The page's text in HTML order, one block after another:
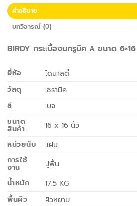
คำอธิบาย
บทวิจารณ์ (0)
BIRDY กระเบื้องนกรูบิค A ขนาด
ยี่ห้อ
ไดนาสตี้
วัสดุ
เซรามิค
สี
เบจ
ขนาด
สินค้า
16 x 16 นิ้ว
หน่วยนับ
แผ่น
การใช้
งาน
ปูพื้น
น้ำหนัก
17.5 KG
พื้นผิว
ผิวหยาบ